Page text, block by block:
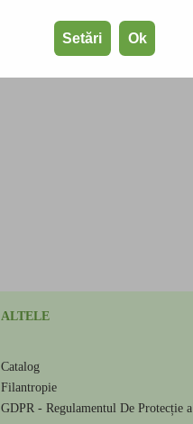
ALTELE
Catalog
Filantropie
GDPR - Regulamentul De Protecție a
Setări Ok